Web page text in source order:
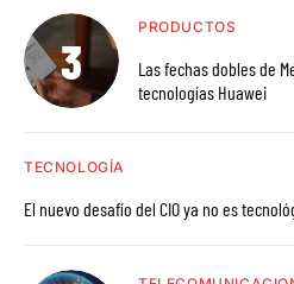
PRODUCTOS
Las fechas dobles de
tecnologías Huawei
TECNOLOGÍA
El nuevo desafío del CIO ya no es